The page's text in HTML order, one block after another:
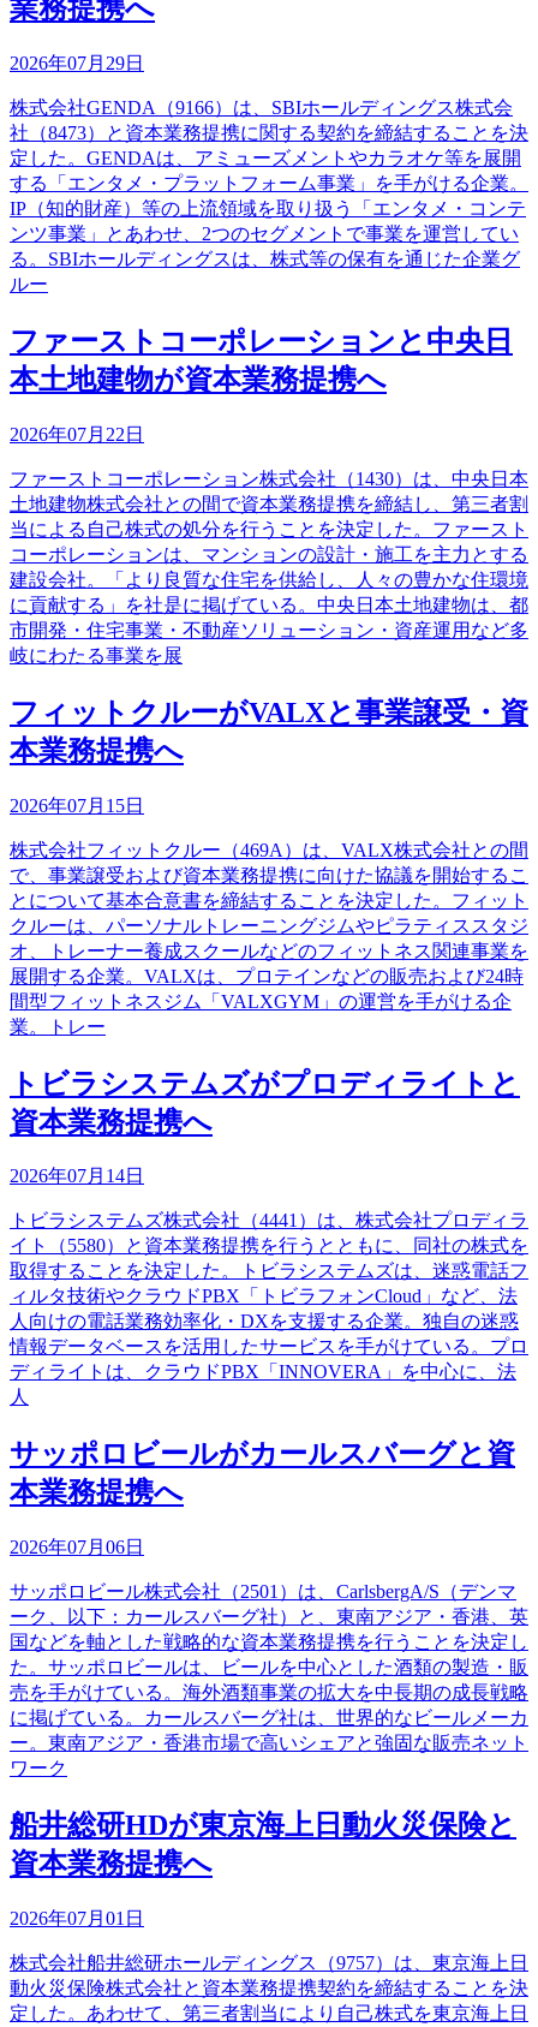
業務提携へ
2026年07月29日
株式会社GENDA（9166）は、SBIホールディングス株式会
社（8473）と資本業務提携に関する契約を締結することを決
定した。GENDAは、アミューズメントやカラオケ等を展開
する「エンタメ・プラットフォーム事業」を手がける企業。
IP（知的財産）等の上流領域を取り扱う「エンタメ・コンテ
ンツ事業」とあわせ、2つのセグメントで事業を運営してい
る。SBIホールディングスは、株式等の保有を通じた企業グ
ルー
ファーストコーポレーションと中央日
本土地建物が資本業務提携へ
2026年07月22日
ファーストコーポレーション株式会社（1430）は、中央日本
土地建物株式会社との間で資本業務提携を締結し、第三者割
当による自己株式の処分を行うことを決定した。ファースト
コーポレーションは、マンションの設計・施工を主力とする
建設会社。「より良質な住宅を供給し、人々の豊かな住環境
に貢献する」を社是に掲げている。中央日本土地建物は、都
市開発・住宅事業・不動産ソリューション・資産運用など多
岐にわたる事業を展
フィットクルーがVALXと事業譲受・資
本業務提携へ
2026年07月15日
株式会社フィットクルー（469A）は、VALX株式会社との間
で、事業譲受および資本業務提携に向けた協議を開始するこ
とについて基本合意書を締結することを決定した。フィット
クルーは、パーソナルトレーニングジムやピラティススタジ
オ、トレーナー養成スクールなどのフィットネス関連事業を
展開する企業。VALXは、プロテインなどの販売および24時
間型フィットネスジム「VALXGYM」の運営を手がける企
業。トレー
トビラシステムズがプロディライトと
資本業務提携へ
2026年07月14日
トビラシステムズ株式会社（4441）は、株式会社プロディラ
イト（5580）と資本業務提携を行うとともに、同社の株式を
取得することを決定した。トビラシステムズは、迷惑電話フ
ィルタ技術やクラウドPBX「トビラフォンCloud」など、法
人向けの電話業務効率化・DXを支援する企業。独自の迷惑
情報データベースを活用したサービスを手がけている。プロ
ディライトは、クラウドPBX「INNOVERA」を中心に、法
人
サッポロビールがカールスバーグと資
本業務提携へ
2026年07月06日
サッポロビール株式会社（2501）は、CarlsbergA/S（デンマ
ーク、以下：カールスバーグ社）と、東南アジア・香港、英
国などを軸とした戦略的な資本業務提携を行うことを決定し
た。サッポロビールは、ビールを中心とした酒類の製造・販
売を手がけている。海外酒類事業の拡大を中長期の成長戦略
に掲げている。カールスバーグ社は、世界的なビールメーカ
ー。東南アジア・香港市場で高いシェアと強固な販売ネット
ワーク
船井総研HDが東京海上日動火災保険と
資本業務提携へ
2026年07月01日
株式会社船井総研ホールディングス（9757）は、東京海上日
動火災保険株式会社と資本業務提携契約を締結することを決
定した。あわせて、第三者割当により自己株式を東京海上日